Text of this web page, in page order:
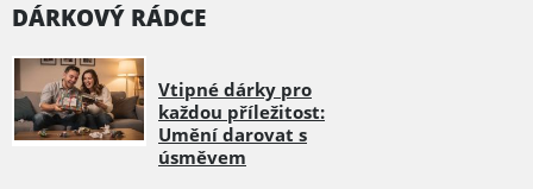
DÁRKOVÝ RÁDCE
Vtipné dárky pro
každou příležitost:
Umění darovat s
úsměvem